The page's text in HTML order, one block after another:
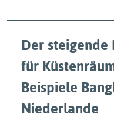
Der steigende
für
Beispiele
Niederlande